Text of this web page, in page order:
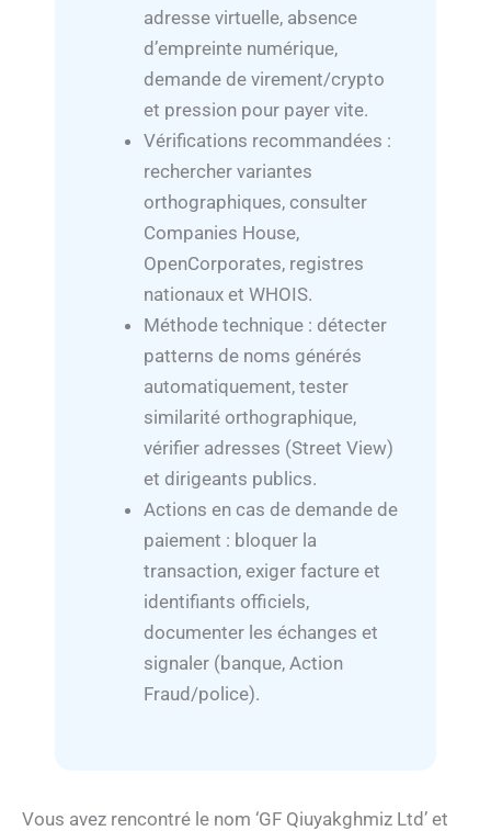
adresse virtuelle, absence
d’empreinte numérique,
demande de virement/crypto
et pression pour payer vite.
Vérifications recommandées :
rechercher variantes
orthographiques, consulter
Companies House,
OpenCorporates, registres
nationaux et WHOIS.
Méthode technique : détecter
patterns de noms générés
automatiquement, tester
similarité orthographique,
vérifier adresses (Street View)
et dirigeants publics.
Actions en cas de demande de
paiement : bloquer la
transaction, exiger facture et
identifiants officiels,
documenter les échanges et
signaler (banque, Action
Fraud/police).
Vous avez rencontré le nom ‘GF Qiuyakghmiz Ltd’ et